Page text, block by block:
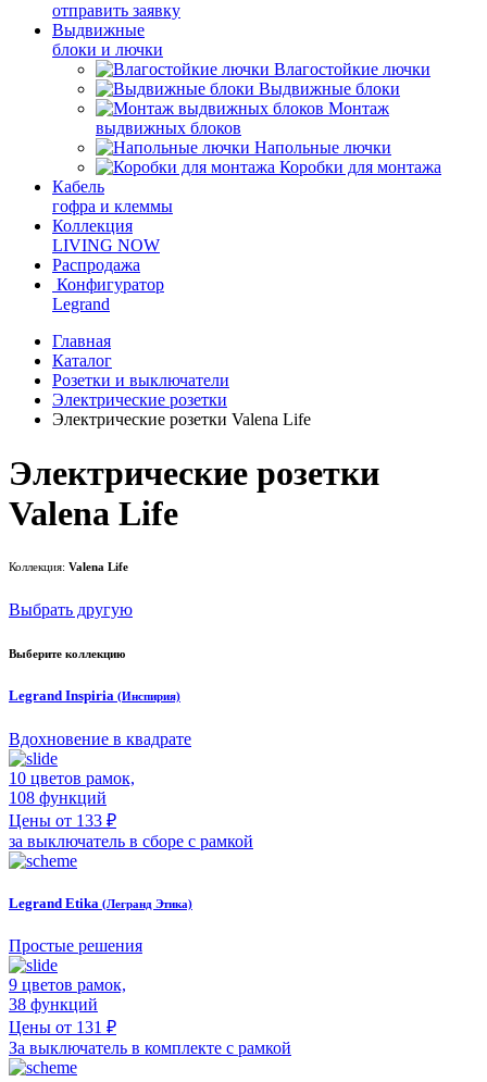
отправить заявку
Выдвижные
блоки и лючки
Влагостойкие лючки
Выдвижные блоки
Монтаж
выдвижных блоков
Напольные лючки
Коробки для монтажа
Кабель
гофра и клеммы
Коллекция
LIVING NOW
Распродажа
Конфигуратор
Legrand
Главная
Каталог
Розетки и выключатели
Электрические розетки
Электрические розетки Valena Life
Электрические розетки
Valena Life
Коллекция: Valena Life
Выбрать другую
Выберите коллекцию
Legrand Inspiria (Инспирия)
Вдохновение в квадрате
10 цветов рамок,
108 функций
Цены от 133 ₽
за выключатель в сборе с рамкой
Legrand Etika (Легранд Этика)
Простые решения
9 цветов рамок,
38 функций
Цены от 131 ₽
За выключатель в комплекте с рамкой